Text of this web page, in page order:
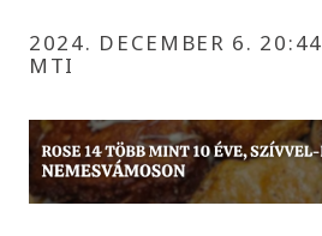
2024. DECEMBER 6. 20:44
MTI